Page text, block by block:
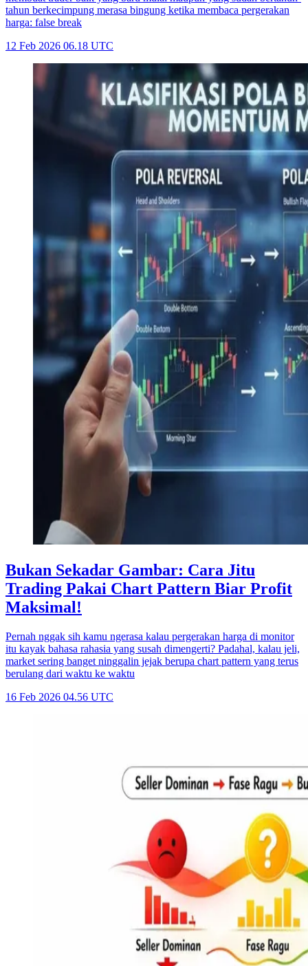
tahun berkecimpung merasa bingung ketika membaca pergerakan
harga: false break
12 Feb 2026 06.18 UTC
Bukan Sekadar Gambar: Cara Jitu
Trading Pakai Chart Pattern Biar Profit
Maksimal!
Pernah nggak sih kamu ngerasa kalau pergerakan harga di monitor
itu kayak bahasa rahasia yang susah dimengerti? Padahal, kalau jeli,
market sering banget ninggalin jejak berupa chart pattern yang terus
berulang dari waktu ke waktu
16 Feb 2026 04.56 UTC